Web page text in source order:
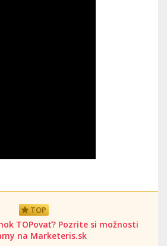
TOP
TOPovať? Pozrite si možnosti
na Marketeris.sk